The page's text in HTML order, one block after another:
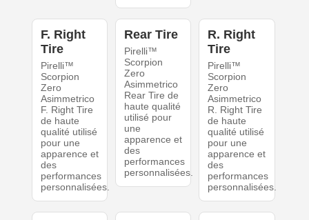
F. Right
Tire
Pirelli™
Scorpion
Zero
Asimmetrico
F. Right Tire
de haute
qualité utilisé
pour une
apparence et
des
performances
personnalisées.
Rear Tire
Pirelli™
Scorpion
Zero
Asimmetrico
Rear Tire de
haute qualité
utilisé pour
une
apparence et
des
performances
personnalisées.
R. Right
Tire
Pirelli™
Scorpion
Zero
Asimmetrico
R. Right Tire
de haute
qualité utilisé
pour une
apparence et
des
performances
personnalisées.